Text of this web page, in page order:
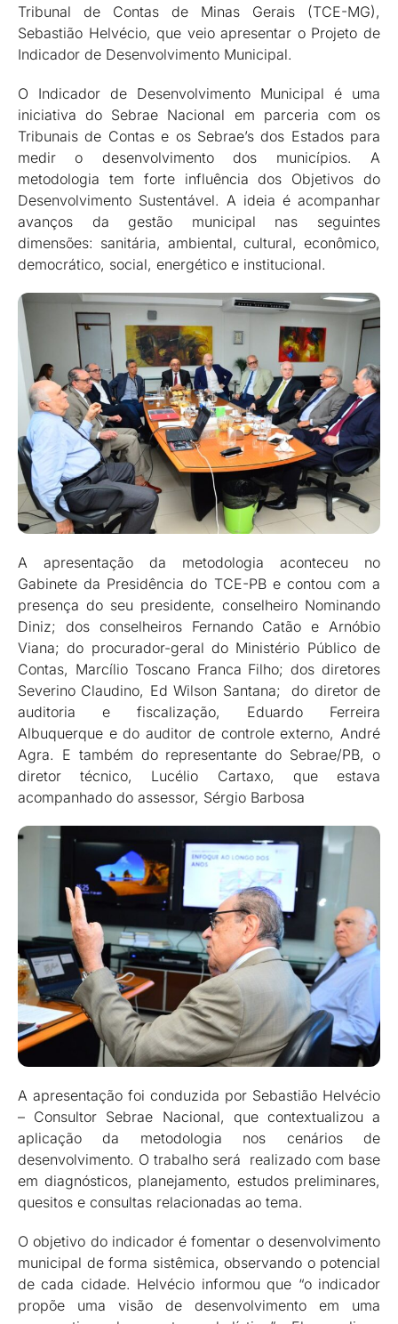
Tribunal de Contas de Minas Gerais (TCE-MG),
Sebastião Helvécio, que veio apresentar o Projeto de
Indicador de Desenvolvimento Municipal.
O Indicador de Desenvolvimento Municipal é uma
iniciativa do Sebrae Nacional em parceria com os
Tribunais de Contas e os Sebrae’s dos Estados para
medir o desenvolvimento dos municípios. A
metodologia tem forte influência dos Objetivos do
Desenvolvimento Sustentável. A ideia é acompanhar
avanços da gestão municipal nas seguintes
dimensões: sanitária, ambiental, cultural, econômico,
democrático, social, energético e institucional.
A apresentação da metodologia aconteceu no
Gabinete da Presidência do TCE-PB e contou com a
presença do seu presidente, conselheiro Nominando
Diniz; dos conselheiros Fernando Catão e Arnóbio
Viana; do procurador-geral do Ministério Público de
Contas, Marcílio Toscano Franca Filho; dos diretores
Severino Claudino, Ed Wilson Santana; do diretor de
auditoria e fiscalização, Eduardo Ferreira
Albuquerque e do auditor de controle externo, André
Agra. E também do representante do Sebrae/PB, o
diretor técnico, Lucélio Cartaxo, que estava
acompanhado do assessor, Sérgio Barbosa
A apresentação foi conduzida por Sebastião Helvécio
– Consultor Sebrae Nacional, que contextualizou a
aplicação da metodologia nos cenários de
desenvolvimento. O trabalho será realizado com base
em diagnósticos, planejamento, estudos preliminares,
quesitos e consultas relacionadas ao tema.
O objetivo do indicador é fomentar o desenvolvimento
municipal de forma sistêmica, observando o potencial
de cada cidade. Helvécio informou que “o indicador
propõe uma visão de desenvolvimento em uma